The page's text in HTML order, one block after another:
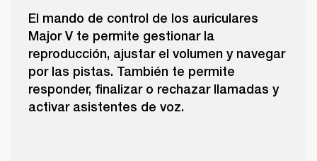
El mando de control de los auriculares
Major V te permite gestionar la
reproducción, ajustar el volumen y navegar
por las pistas. También te permite
responder, finalizar o rechazar llamadas y
activar asistentes de voz.